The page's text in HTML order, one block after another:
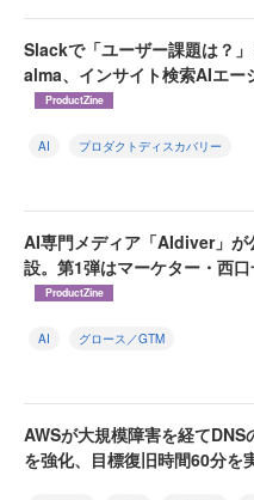
Slackで「ユーザー課題は？」
alma、インサイト検索AIエー
ProductZine
AI プロダクトディスカバリー
AI専門メディア「AIdiver」
設。第1弾はマーケター・西
ProductZine
AI グロース／GTM
AWSが大規模障害を経てDNS
を強化、目標復旧時間60分を